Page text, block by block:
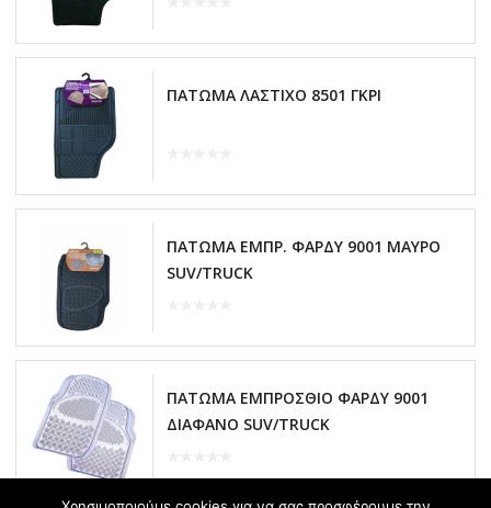
ΠΑΤΩΜΑ ΛΑΣΤΙΧΟ 8501 ΓΚΡΙ
ΠΑΤΩΜΑ ΕΜΠΡ. ΦΑΡΔΥ 9001 ΜΑΥΡΟ
SUV/TRUCK
ΠΑΤΩΜΑ ΕΜΠΡΟΣΘΙΟ ΦΑΡΔΥ 9001
ΔΙΑΦΑΝΟ SUV/TRUCK